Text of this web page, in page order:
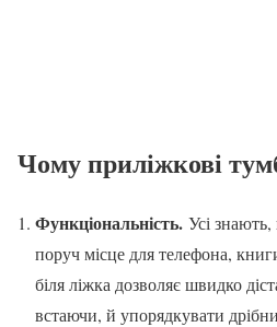
Чому приліжкові
Функціональність. Усі
поруч місце для телефона,
біля ліжка дозволяє швидко
встаючи, й упорядкувати